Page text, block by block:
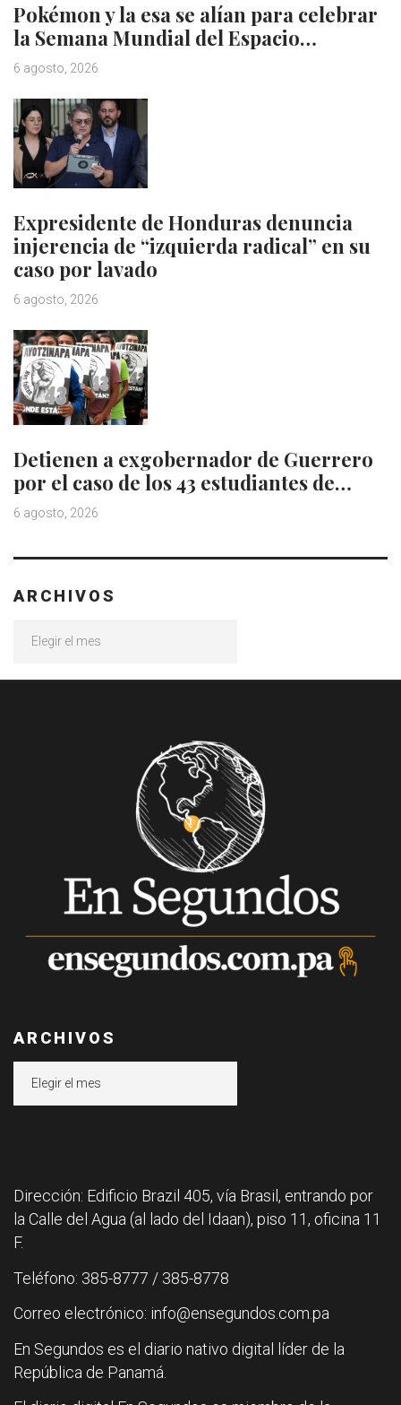
Pokémon y la esa se alían para celebrar
la Semana Mundial del Espacio…
6 agosto, 2026
Expresidente de Honduras denuncia
injerencia de “izquierda radical” en su
caso por lavado
6 agosto, 2026
Detienen a exgobernador de Guerrero
por el caso de los 43 estudiantes de…
6 agosto, 2026
ARCHIVOS
ARCHIVOS
Dirección: Edificio Brazil 405, vía Brasil, entrando por
la Calle del Agua (al lado del Idaan), piso 11, oficina 11
F.
Teléfono: 385-8777 / 385-8778
Correo electrónico: info@ensegundos.com.pa
En Segundos es el diario nativo digital líder de la
República de Panamá.